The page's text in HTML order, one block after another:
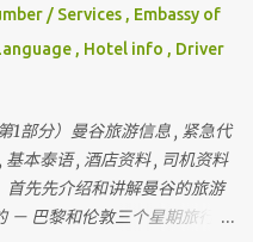
/ Services , Embassy of
, Hotel info , Driver
1部分）曼谷旅游信息 , 紧急代
本泰语 , 酒店资料 , 司机资料
先先介绍和讲解曼谷的旅游
－ 巴黎和伦敦三个星期旅行 ，